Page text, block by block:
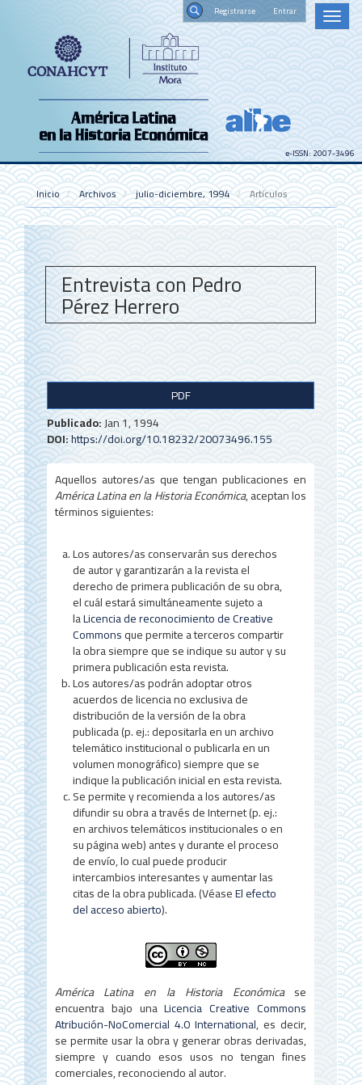
Contenido
principal
Barra
Toggle
e-ISSN: 2007-3496
Inicio Archivos julio-diciembre, 1994 Artículos
Entrevista con Pedro
Pérez Herrero
B
a
r
r
a
l
a
t
e
r
a
l
d
e
l
a
r
t
í
c
u
l
o
PDF
Publicado:Jan 1, 1994
DOI:https://doi.org/10.18232/20073496.155
Aquellos autores/as que tengan publicaciones en
América Latina en la Historia Económica, aceptan los
términos siguientes:
Los autores/as conservarán sus derechos
de autor y garantizarán a la revista el
derecho de primera publicación de su obra,
el cuál estará simultáneamente sujeto a
laLicencia de reconocimiento de Creative
Commonsque permite a terceros compartir
la obra siempre que se indique su autor y su
primera publicación esta revista.
Los autores/as podrán adoptar otros
acuerdos de licencia no exclusiva de
distribución de la versión de la obra
publicada (p. ej.: depositarla en un archivo
telemático institucional o publicarla en un
volumen monográfico) siempre que se
indique la publicación inicial en esta revista.
Se permite y recomienda a los autores/as
difundir su obra a través de Internet (p. ej.:
en archivos telemáticos institucionales o en
su página web) antes y durante el proceso
de envío, lo cual puede producir
intercambios interesantes y aumentar las
citas de la obra publicada. (VéaseEl efecto
del acceso abierto).
América Latina en la Historia Económicase
encuentra bajo unaLicencia Creative Commons
Atribución-NoComercial 4.0 International, es decir,
se permite usar la obra y generar obras derivadas,
siempre y cuando esos usos no tengan fines
comerciales, reconociendo al autor.